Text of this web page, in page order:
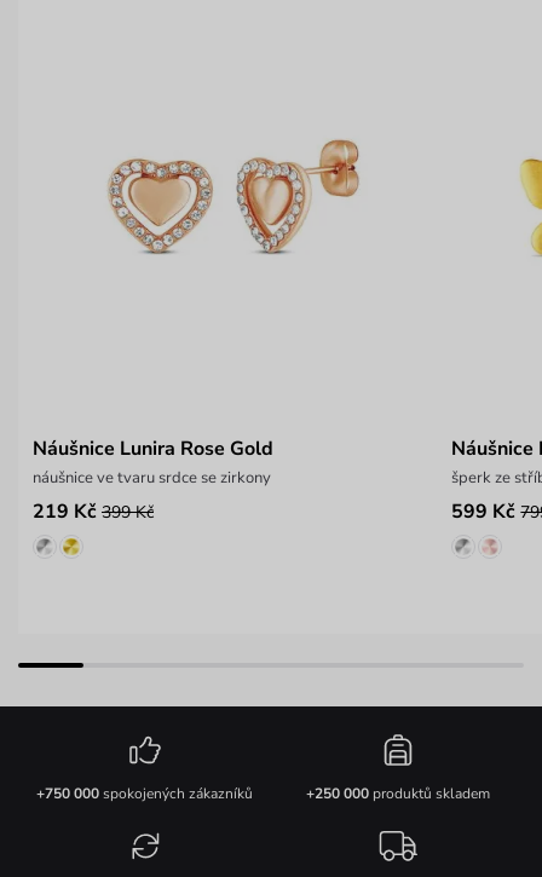
Náušnice Lunira Rose Gold
náušnice ve tvaru srdce se zirkony
219 Kč 399 Kč
Náušnice
599 Kč
+750 000spokojených zákazníků +250 000produktů skladem